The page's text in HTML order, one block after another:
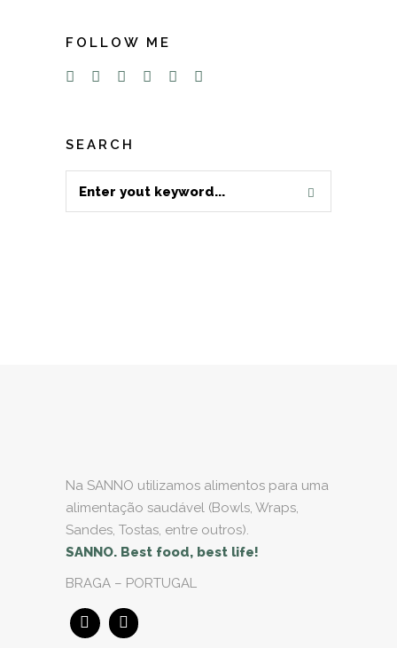
FOLLOW ME
SEARCH
Na SANNO utilizamos alimentos para uma
alimentação saudável (Bowls, Wraps,
Sandes, Tostas, entre outros).
SANNO. Best food, best life!
BRAGA – PORTUGAL